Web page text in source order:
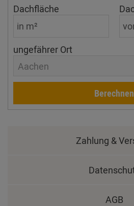
Dachfläche
ungefährer Ort
Aachen
Berechnen
Zahlung &
AGB